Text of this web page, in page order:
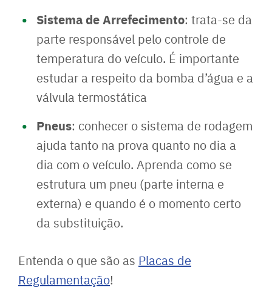
Sistema de Arrefecimento: trata-se da
parte responsável pelo controle de
temperatura do veículo. É importante
estudar a respeito da bomba d’água e a
válvula termostática
Pneus: conhecer o sistema de rodagem
ajuda tanto na prova quanto no dia a
dia com o veículo. Aprenda como se
estrutura um pneu (parte interna e
externa) e quando é o momento certo
da substituição.
Entenda o que são as Placas de
Regulamentação!